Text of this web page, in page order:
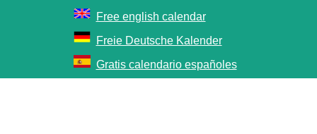
Free english calendar
Freie Deutsche Kalender
Gratis calendario españoles